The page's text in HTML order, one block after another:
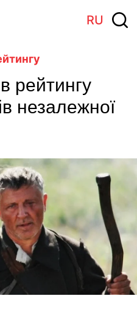
RU
в рейтингу
незалежної